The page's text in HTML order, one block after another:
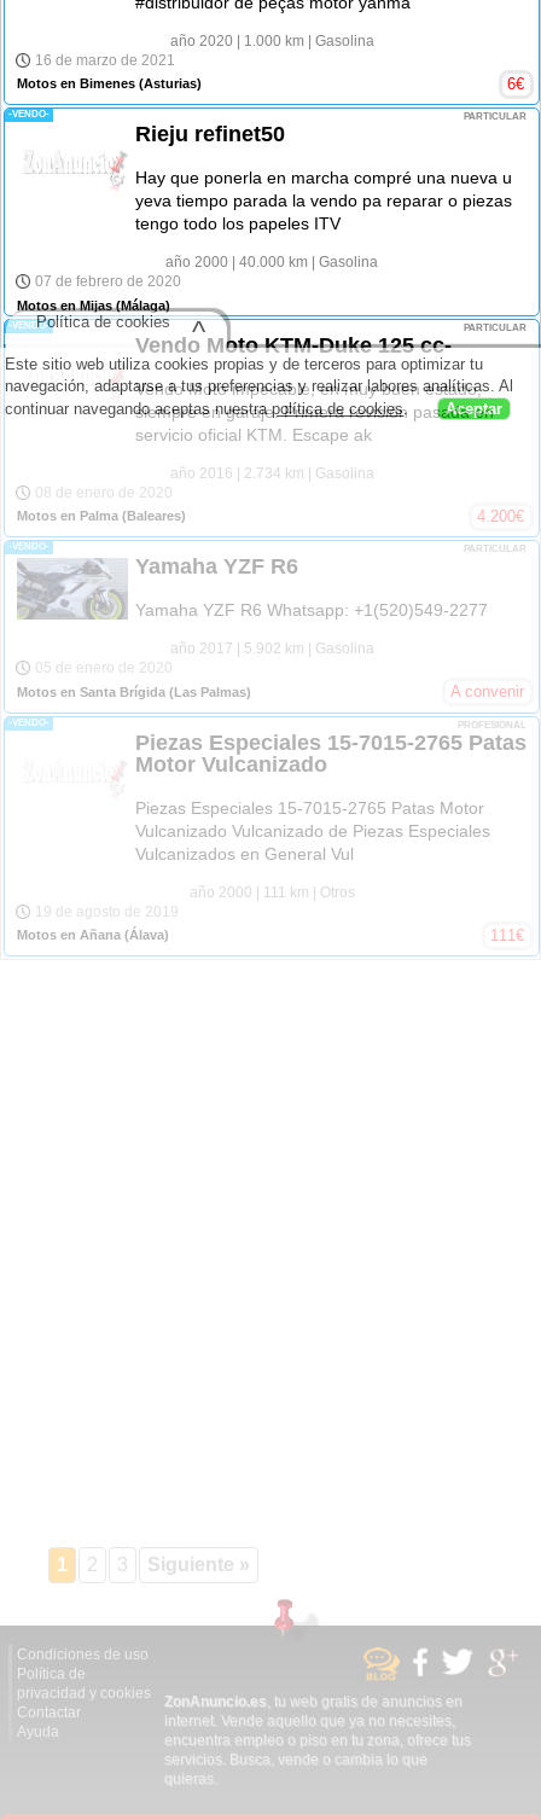
año 2020| 1.000 km| Gasolina
16 de marzo de 2021
Motos en Bimenes (Asturias) 6€
-VENDO- PARTICULAR
Rieju refinet50
Hay que ponerla en marcha compré una nueva u
yeva tiempo parada la vendo pa reparar o piezas
tengo todo los papeles ITV
año 2000 | 40.000 km | Gasolina
07 de febrero de 2020
Motos en Mijas(Málaga)
-VENDO- PARTICULAR
Vendo Moto KTM-Duke 125 cc-
Vendo Moto impecable, en muy buen estado,
siempre en garaje. Primera revisión pasada en
servicio oficial KTM. Escape ak
año 2016 | 2.734 km | Gasolina
08 de enero de 2020
Motos en Palma (Baleares) 4.200€
-VENDO- PARTICULAR
Yamaha YZF R6
Yamaha YZF R6 Whatsapp: +1(520)549-2277
año 2017 | 5.902 km | Gasolina
05 de enero de 2020
Motos en Santa Brígida (Las Palmas) A convenir
-VENDO- PROFESIONAL
Piezas Especiales 15-7015-2765 Patas
Motor Vulcanizado
Piezas Especiales 15-7015-2765 Patas Motor
Vulcanizado Vulcanizado de Piezas Especiales
Vulcanizados en General Vul
año 2000 | 111 km | Otros
19 de agosto de 2019
Motos en Añana (Álava) 111€
1 2 3 Siguiente »
Condiciones de uso
Política de
privacidad y cookies
Contactar
Ayuda
ZonAnuncio.es, tu web gratis de anuncios en
internet. Vende aquello que ya no necesites,
encuentra empleo o piso en tu zona, ofrece tus
servicios. Busca, vende o cambia lo que
quieras.
Este sitio web utiliza cookies propias y de terceros para optimizar tu
navegación, adaptarse a tus preferencias y realizar labores analíticas. Al
continuar navegando aceptas nuestrapolítica de cookies. Aceptar
Política de cookies ^